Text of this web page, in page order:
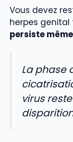
Vous devez
herpes
persiste
La phase
virus